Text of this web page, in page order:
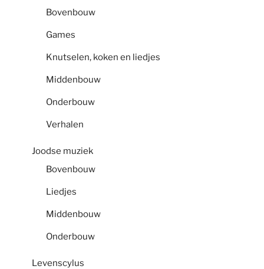
Bovenbouw
Games
Knutselen, koken en liedjes
Middenbouw
Onderbouw
Verhalen
Joodse muziek
Bovenbouw
Liedjes
Middenbouw
Onderbouw
Levenscylus